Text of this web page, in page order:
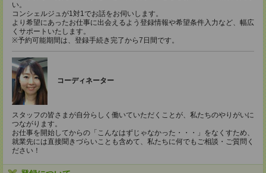
い。
コンシェルジュが1対1でお話をお伺いします。
より希望にあったお仕事に出会えるよう登録情報や希望条件入力など、幅広
くサポートいたします。
※予約可能期間は、登録手続き完了から7日間です。
コーディネーター
スタッフの皆さまが自分らしく働いていただくことが、私たちのやりがいに
つながります。
お仕事を開始してからの「こんなはずじゃなかった・・・」をなくすため、
就業先には直接聞きづらいことも含めて、私たちに何でもご相談・ご質問く
ださい！